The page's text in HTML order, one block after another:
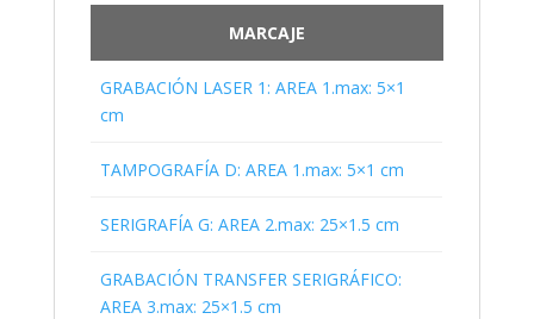
MARCAJE
GRABACIÓN LASER 1: AREA 1.max: 5×1
cm
TAMPOGRAFÍA D: AREA 1.max: 5×1 cm
SERIGRAFÍA G: AREA 2.max: 25×1.5 cm
GRABACIÓN TRANSFER SERIGRÁFICO:
AREA 3.max: 25×1.5 cm